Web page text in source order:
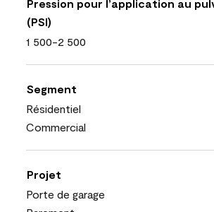
Pression pour l’application au
(PSI)
1 500-2 500
Segment
Résidentiel
Commercial
Projet
Porte de garage